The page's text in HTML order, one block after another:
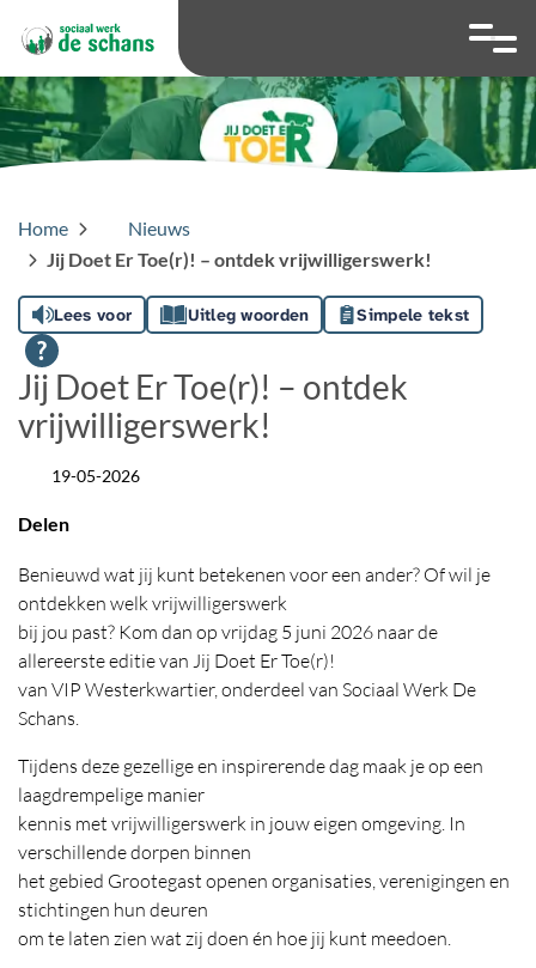
Hoog contrast
Ga naar
Home
Nieuws
Jij Doet Er Toe(r)! – ontdek vrijwilligerswerk!
Lees voor Uitleg woorden Simpele tekst
Jij Doet Er Toe(r)! – ontdek
vrijwilligerswerk!
Datum
19-05-2026
Delen
Benieuwd wat jij kunt betekenen voor een ander? Of wil je
ontdekken welk vrijwilligerswerk
bij jou past? Kom dan op vrijdag 5 juni 2026 naar de
allereerste editie van Jij Doet Er Toe(r)!
van VIP Westerkwartier, onderdeel van Sociaal Werk De
Schans.
Tijdens deze gezellige en inspirerende dag maak je op een
laagdrempelige manier
kennis met vrijwilligerswerk in jouw eigen omgeving. In
verschillende dorpen binnen
het gebied Grootegast openen organisaties, verenigingen en
stichtingen hun deuren
om te laten zien wat zij doen én hoe jij kunt meedoen.